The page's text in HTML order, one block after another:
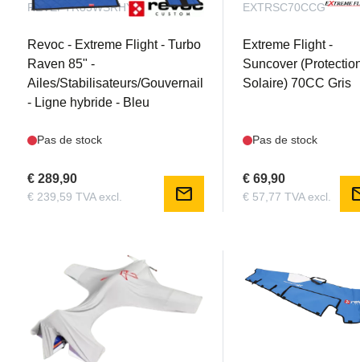
REVEFTR85WSRHYB
Revoc - Extreme Flight - Turbo
Raven 85" -
Ailes/Stabilisateurs/Gouvernail
- Ligne hybride - Bleu
Pas de stock
€ 289,90
€ 239,59 TVA excl. mail
EXTRSC70CCG
Extreme Flight -
Suncover
Solaire) 70CC Gris
Pas de stock
€ 69,90
€ 57,77 TVA excl.